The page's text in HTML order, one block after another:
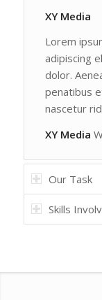
XY Media
Lorem
adipiscing
dolor.
penatibus
nascetur
XY Media
Our Task
Skills